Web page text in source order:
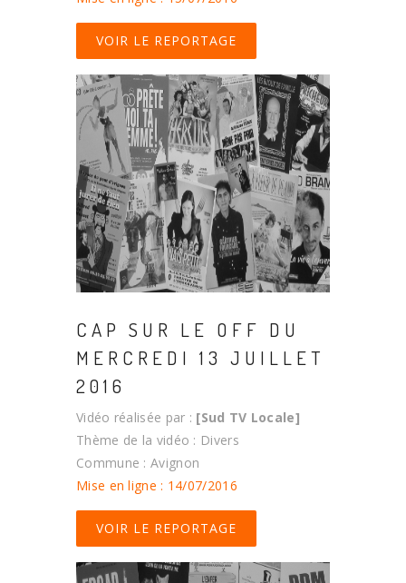
VOIR LE REPORTAGE
CAP SUR LE OFF DU
MERCREDI 13 JUILLET
2016
Vidéo réalisée par : [Sud TV Locale]
Thème de la vidéo : Divers
Commune : Avignon
Mise en ligne : 14/07/2016
VOIR LE REPORTAGE